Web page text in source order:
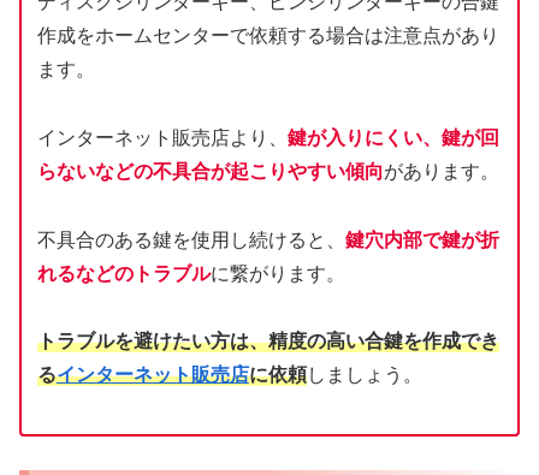
作成をホームセンターで依頼する場合は注意点があり
ます。
インターネット販売店より、 鍵が入りにくい、鍵が回
らないなどの不具合が起こりやすい傾向があります。
不具合のある鍵を使用し続けると、 鍵穴内部で鍵が折
れるなどのトラブルに繋がります。
トラブルを避けたい方は、精度の高い合鍵を作成でき
るインターネット販売店に依頼しましょう。